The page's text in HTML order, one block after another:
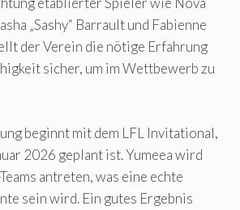
„Sashy“ Barrault und Fabienne
der Verein die nötige Erfahrung
sicher, um im Wettbewerb zu
beginnt mit dem LFL Invitational,
2026 geplant ist. Yumeea wird
antreten, was eine echte
sein wird. Ein gutes Ergebnis